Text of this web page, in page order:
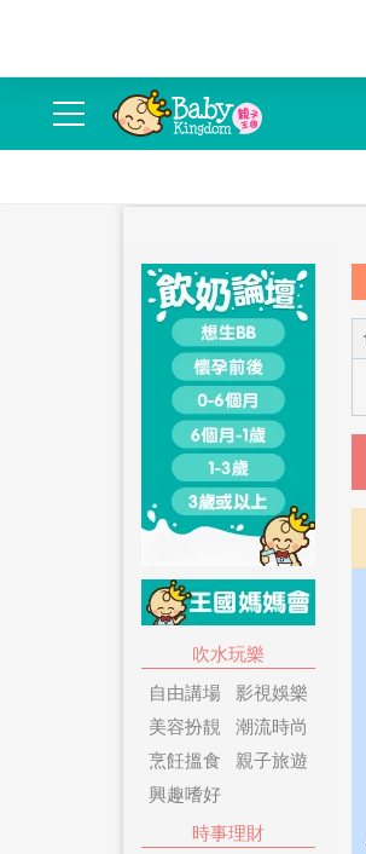
吹水玩樂
自由講場 影視娛樂
美容扮靚
潮流時尚
烹飪搵食
親子旅遊
興趣嗜好
時事理財